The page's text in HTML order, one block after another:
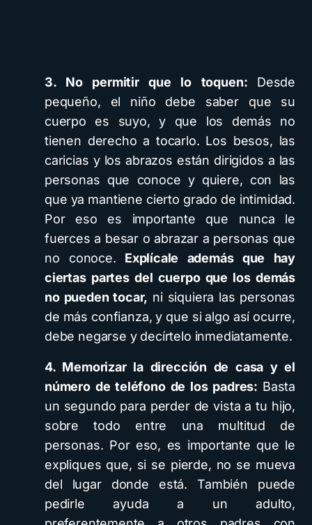
3. No permitir que lo toquen: Desde
pequeño, el niño debe saber que su
cuerpo es suyo, y que los demás no
tienen derecho a tocarlo. Los besos, las
caricias y los abrazos están dirigidos a las
personas que conoce y quiere, con las
que ya mantiene cierto grado de intimidad.
Por eso es importante que nunca le
fuerces a besar o abrazar a personas que
no conoce. Explícale además que hay
ciertas partes del cuerpo que los demás
no pueden tocar, ni siquiera las personas
de más confianza, y que si algo así ocurre,
debe negarse y decírtelo inmediatamente.
4. Memorizar la dirección de casa y el
número de teléfono de los padres: Basta
un segundo para perder de vista a tu hijo,
sobre todo entre una multitud de
personas. Por eso, es importante que le
expliques que, si se pierde, no se mueva
del lugar donde está. También puede
pedirle ayuda a un adulto,